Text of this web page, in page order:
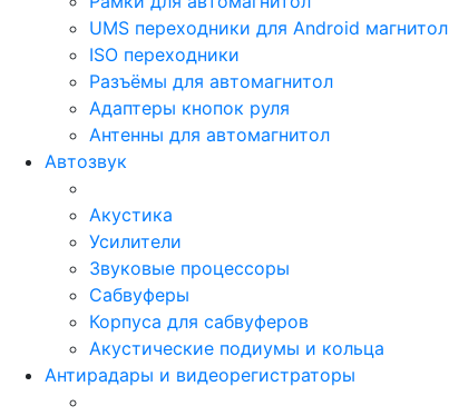
UMS переходники для Android магнитол
ISO переходники
Разъёмы для автомагнитол
Адаптеры кнопок руля
Антенны для автомагнитол
Автозвук
Акустика
Усилители
Звуковые процессоры
Сабвуферы
Корпуса для сабвуферов
Акустические подиумы и кольца
Антирадары и видеорегистраторы